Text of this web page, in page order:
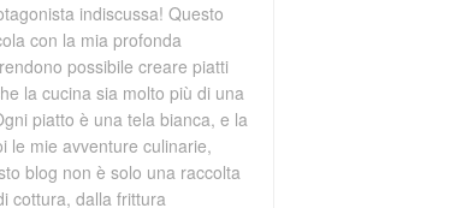
indiscussa! Questo
con la mia profonda
possibile creare piatti
la cucina sia molto più di una
piatto è una tela bianca, e la
le mie avventure culinarie,
blog non è solo una raccolta
cottura, dalla frittura